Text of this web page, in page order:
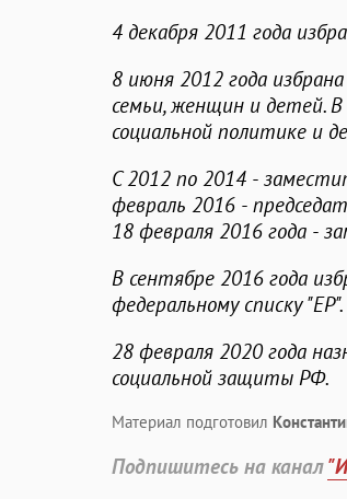
4 декабря 2011 года
8 июня 2012 года
семьи, женщин и детей.
социальной политике и
C 2012 по 2014 -
февраль 2016 -
18 февраля 2016 года -
В сентябре 2016 года
федеральному списку "ЕР".
28 февраля 2020 года
социальной защиты РФ.
Материал подготовил
Подпишитесь на канал